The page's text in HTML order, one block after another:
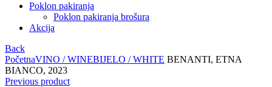
Poklon pakiranja
Poklon pakiranja brošura
Akcija
Back
PočetnaVINO / WINEBIJELO / WHITE BENANTI, ETNA
BIANCO, 2023
Previous product